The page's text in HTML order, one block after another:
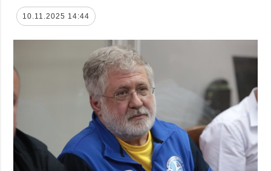
10.11.2025 14:44